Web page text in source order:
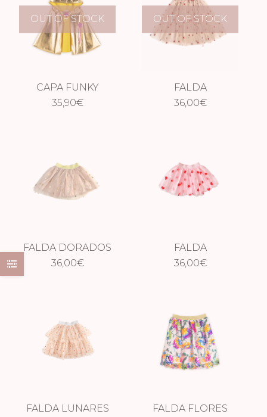
OUT OF STOCK
CAPA FUNKY
DORADA
35,90€
OUT OF STOCK
FALDA
CORAZONES
36,00€
FALDA DORADOS
CORTA
36,00€
FALDA
CORAZONES ROSA
36,00€
FALDA LUNARES FALDA FLORES